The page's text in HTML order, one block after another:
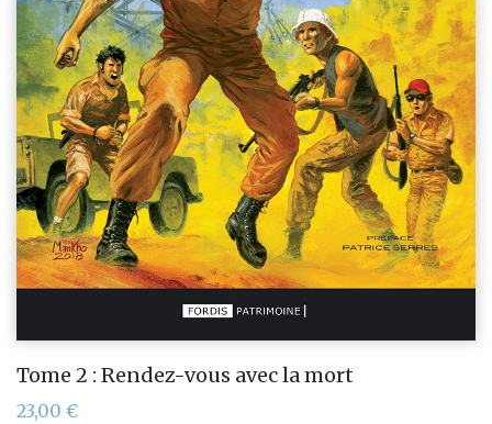
Tome 2 : Rendez-vous avec la mort
23,00 €